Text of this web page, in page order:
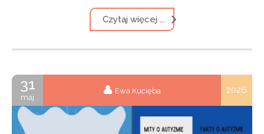
Czytaj więcej ...
31
maj
Ewa Kucięba 2026